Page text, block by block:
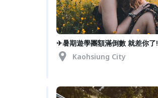
✈暑期遊學團額滿倒數 就差你了!
Kaohsiung City